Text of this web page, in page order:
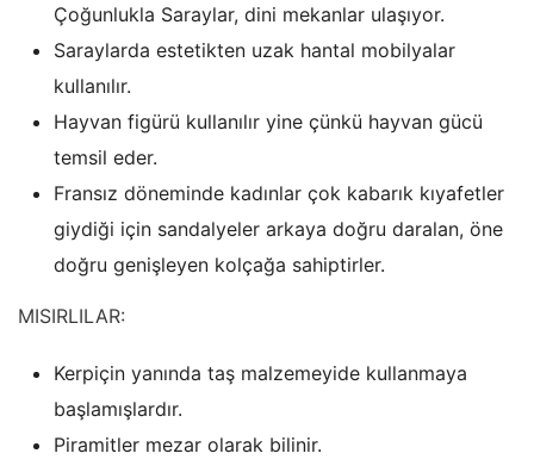
Çoğunlukla Saraylar, dini mekanlar ulaşıyor.
Saraylarda estetikten uzak hantal mobilyalar
kullanılır.
Hayvan figürü kullanılır yine çünkü hayvan gücü
temsil eder.
Fransız döneminde kadınlar çok kabarık kıyafetler
giydiği için sandalyeler arkaya doğru daralan, öne
doğru genişleyen kolçağa sahiptirler.
MISIRLILAR:
Kerpiçin yanında taş malzemeyide kullanmaya
başlamışlardır.
Piramitler mezar olarak bilinir.